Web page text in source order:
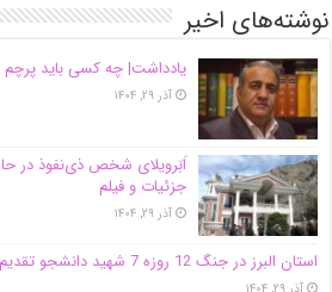
نوشته‌های اخیر
یادداشت| ‌چه کسی باید پرچم
آذر ۲۹, ۱۴۰۴
اَبَر‌ویلای شخص ذی‌نفوذ در
جزئیات و فیلم
آذر ۲۹, ۱۴۰۴
استان البرز در جنگ 12 روزه 7 شهید دانشجو تقدیم انقلاب کرد